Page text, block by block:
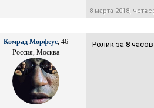
8 марта 2018,
Комрад Морфеус, 46
Россия, Москва
Ролик за 8